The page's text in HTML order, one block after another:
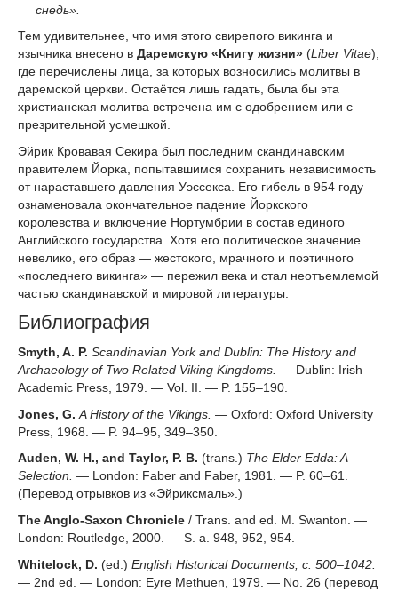
снедь».
Тем удивительнее, что имя этого свирепого викинга и
язычника внесено в Даремскую «Книгу жизни» (Liber Vitae),
где перечислены лица, за которых возносились молитвы в
даремской церкви. Остаётся лишь гадать, была бы эта
христианская молитва встречена им с одобрением или с
презрительной усмешкой.
Эйрик Кровавая Секира был последним скандинавским
правителем Йорка, попытавшимся сохранить независимость
от нараставшего давления Уэссекса. Его гибель в 954 году
ознаменовала окончательное падение Йоркского
королевства и включение Нортумбрии в состав единого
Английского государства. Хотя его политическое значение
невелико, его образ — жестокого, мрачного и поэтичного
«последнего викинга» — пережил века и стал неотъемлемой
частью скандинавской и мировой литературы.
Библиография
Smyth, A. P. Scandinavian York and Dublin: The History and
Archaeology of Two Related Viking Kingdoms. — Dublin: Irish
Academic Press, 1979. — Vol. II. — P. 155–190.
Jones, G. A History of the Vikings. — Oxford: Oxford University
Press, 1968. — P. 94–95, 349–350.
Auden, W. H., and Taylor, P. B. (trans.) The Elder Edda: A
Selection. — London: Faber and Faber, 1981. — P. 60–61.
(Перевод отрывков из «Эйриксмаль».)
The Anglo-Saxon Chronicle / Trans. and ed. M. Swanton. —
London: Routledge, 2000. — S. a. 948, 952, 954.
Whitelock, D. (ed.) English Historical Documents, c. 500–1042.
— 2nd ed. — London: Eyre Methuen, 1979. — No. 26 (перевод